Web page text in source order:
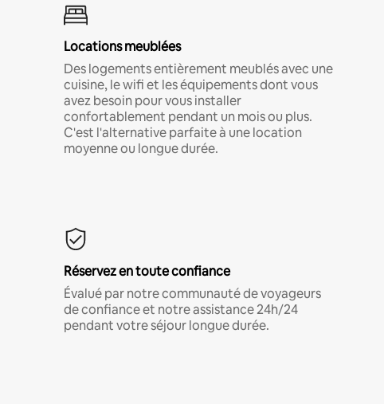
Locations meublées
Des logements entièrement meublés avec une
cuisine, le wifi et les équipements dont vous
avez besoin pour vous installer
confortablement pendant un mois ou plus.
C'est l'alternative parfaite à une location
moyenne ou longue durée.
Réservez en toute confiance
Évalué par notre communauté de voyageurs
de confiance et notre assistance 24h/24
pendant votre séjour longue durée.